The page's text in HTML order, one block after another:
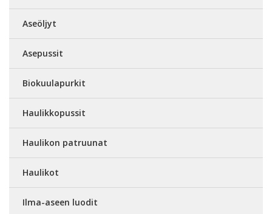
Aseöljyt
Asepussit
Biokuulapurkit
Haulikkopussit
Haulikon patruunat
Haulikot
Ilma-aseen luodit